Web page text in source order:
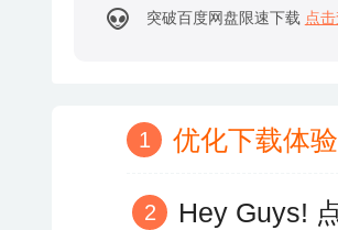
突破百度网盘限速下载 点击
优化下载体
Hey Guys!